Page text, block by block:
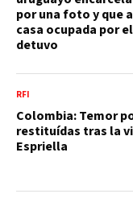
por una foto y que
casa ocupada por
detuvo
RFI
Colombia: Temor
restituídas tras la
Espriella